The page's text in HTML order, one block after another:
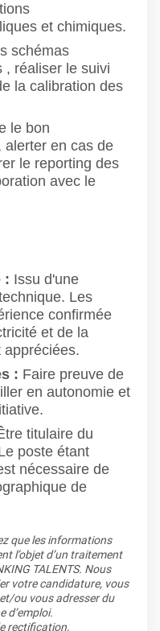
et chimiques.
schémas
, réaliser le suivi
la calibration des
le bon
alerter en cas de
le reporting des
avec le
: Issu d'une
Les
confirmée
et de la
appréciées.
: Faire preuve de
en autonomie et
titulaire du
poste étant
nécessaire de
de
que les informations
l’objet d’un traitement
TALENTS. Nous
votre candidature, vous
ou vous adresser du
d’emploi.
rectification,